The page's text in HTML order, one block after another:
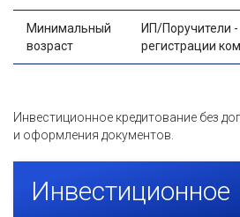
Минимальный
возраст
ИП/Поручители -
регистрации
Инвестиционное кредитование без
и оформления документов.
Инвестиционное